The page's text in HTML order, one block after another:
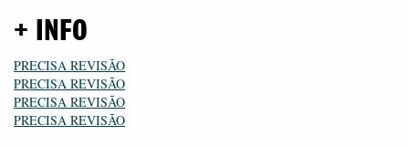
+ INFO
PRECISA REVISÃO
PRECISA REVISÃO
PRECISA REVISÃO
PRECISA REVISÃO